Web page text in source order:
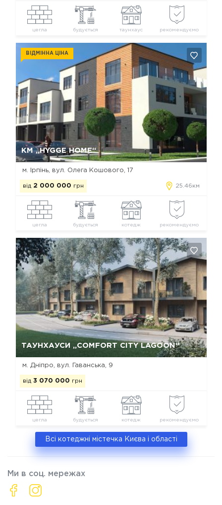
цегла будується таунхаус рекомендуємо
КМ „HYGGE HOME“
ВІДМІННА ЦІНА
м. Ірпінь, вул. Олега Кошового, 17
від 2 000 000 грн 25.46км
цегла будується котедж рекомендуємо
Так, видалити Відміна
ТАУНХАУСИ „COMFORT CITY LAGOON“
м. Дніпро, вул. Гаванська, 9
від 3 070 000 грн
цегла будується котедж рекомендуємо
Так, видалити
Всі котеджні містечка Києва і області
Ми в соц. мережах